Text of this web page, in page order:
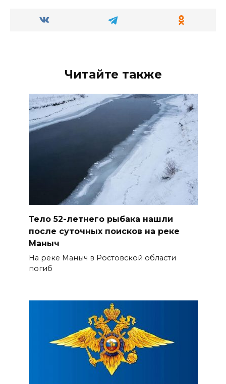
Читайте также
Тело 52-летнего рыбака нашли
после суточных поисков на реке
Маныч
На реке Маныч в Ростовской области
погиб